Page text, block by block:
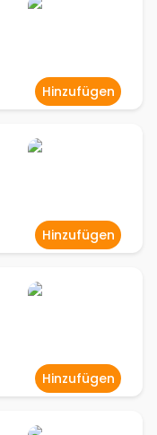
Hinzufügen
Hinzufügen
Hinzufügen